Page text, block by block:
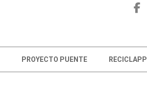
PROYECTO PUENTE RECICLAPP